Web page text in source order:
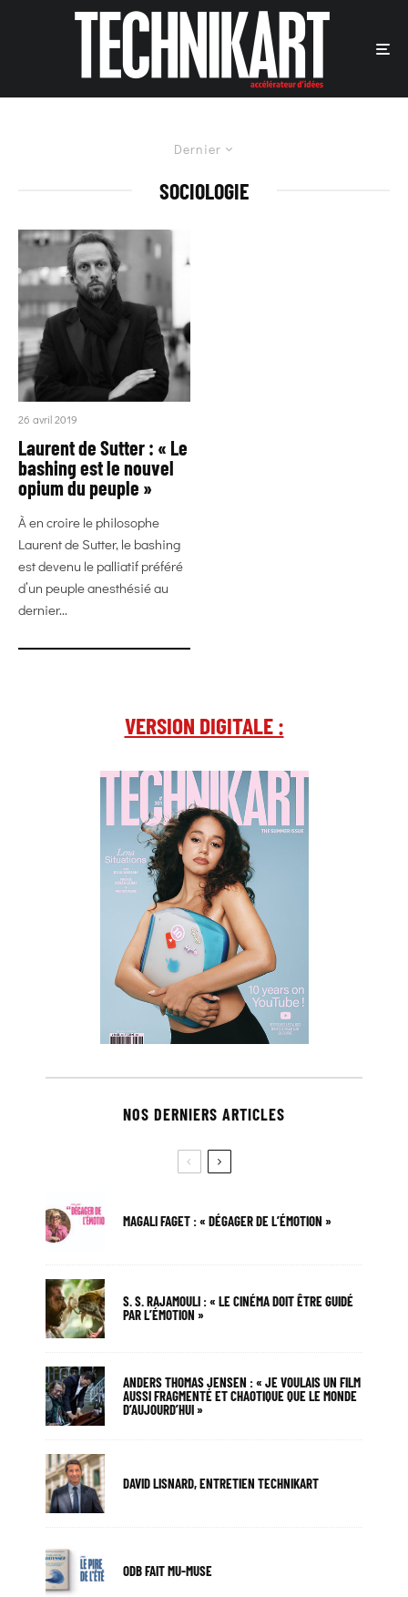
Dernier
SOCIOLOGIE
26 avril 2019
Laurent de Sutter : « Le
bashing est le nouvel
opium du peuple »
À en croire le philosophe
Laurent de Sutter, le bashing
est devenu le palliatif préféré
d’un peuple anesthésié au
dernier...
VERSION DIGITALE :
NOS DERNIERS ARTICLES
MAGALI FAGET : « DÉGAGER DE L’ÉMOTION »
S. S. RAJAMOULI : « LE CINÉMA DOIT ÊTRE GUIDÉ
PAR L’ÉMOTION »
ANDERS THOMAS JENSEN : « JE VOULAIS UN FILM
AUSSI FRAGMENTÉ ET CHAOTIQUE QUE LE MONDE
D’AUJOURD’HUI »
DAVID LISNARD, ENTRETIEN TECHNIKART
ODB FAIT MU-MUSE